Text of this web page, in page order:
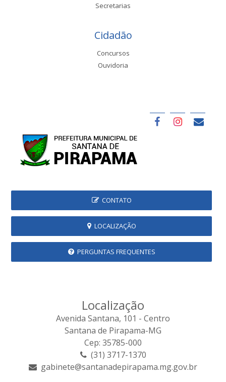
Secretarias
Cidadão
Concursos
Ouvidoria
CONTATO
LOCALIZAÇÃO
PERGUNTAS FREQUENTES
Localização
Avenida Santana, 101 - Centro
Santana de Pirapama-MG
Cep: 35785-000
(31) 3717-1370
gabinete@santanadepirapama.mg.gov.br